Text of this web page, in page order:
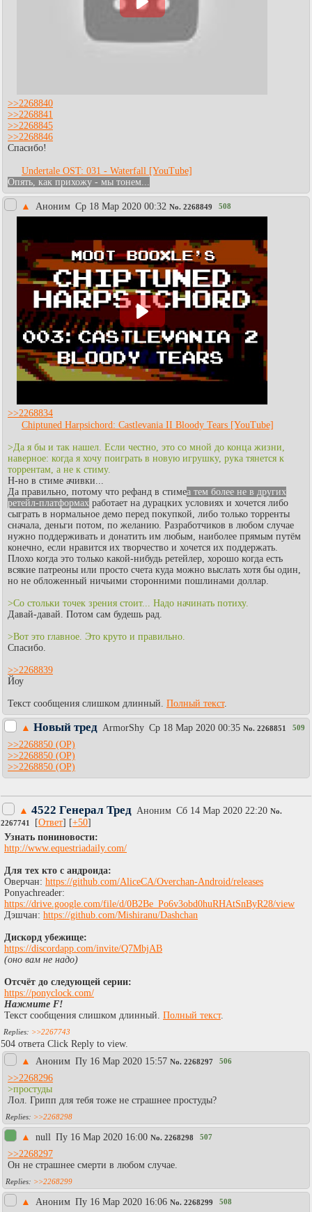
>>2268840
>>2268841
>>2268845
>>2268846
Спасибо!
Undertale OST: 031 - Waterfall [YouTube]
Опять, как прихожу - мы тонем...
▲ Аноним Ср 18 Мар 2020 00:32 No. 2268849 508
>>2268834
Chiptuned Harpsichord: Castlevania II Bloody Tears [YouTube]
>Да я бы и так нашел. Если честно, это со мной до конца жизни,
наверное: когда я хочу поиграть в новую игрушку, рука тянется к
торрентам, а не к стиму.
Н-но в стиме ачивки...
Да правильно, потому что рефанд в стимеа тем более не в других
ретейл-платформах работает на дурацких условиях и хочется либо
сыграть в нормальное демо перед покупкой, либо только торренты
сначала, деньги потом, по желанию. Разработчиков в любом случае
нужно поддерживать и донатить им любым, наиболее прямым путём
конечно, если нравится их творчество и хочется их поддержать.
Плохо когда это только какой-нибудь ретейлер, хорошо когда есть
всякие патреоны или просто счета куда можно выслать хотя бы один,
но не обложенный ничьими сторонними пошлинами доллар.
>Со стольки точек зрения стоит... Надо начинать потиху.
Давай-давай. Потом сам будешь рад.
>Вот это главное. Это круто и правильно.
Спасибо.
>>2268839
Йоу
Текст сообщения слишком длинный. Полный текст.
▲ Новый тред АrmоrShy Ср 18 Мар 2020 00:35 No. 2268851 509
>>2268850
>>2268850
>>2268850
▲ 4522 Генерал Тред Аноним Сб 14 Мар 2020 22:20 No.
2267741
[Ответ] [+50]
Узнать пониновости:
http://www.equestriadaily.com/
Для тех кто с андроида:
Оверчан: https://github.com/AliceCA/Overchan-Android/releases
Ponyachreader:
https://drive.google.com/file/d/0B2Be_Po6v3obd0huRHAtSnByR28/view
Дэшчан: https://github.com/Mishiranu/Dashchan
Дискорд убежище:
https://discordapp.com/invite/Q7MbjAB
(оно вам не надо)
Отсчёт до следующей серии:
https://ponyclock.com/
Нажмите F!
Текст сообщения слишком длинный. Полный текст.
>>2267743
504 ответа Click Reply to view.
▲
Аноним Пy 16 Мар 2020 15:57 No. 2268297 506
>>2268296
>простуды
Лол. Грипп для тебя тоже не страшнее простуды?
>>2268298
▲ null Пy 16 Мар 2020 16:00 No. 2268298 507
>>2268297
Он не страшнее смерти в любом случае.
>>2268299
▲ Аноним Пy 16 Мар 2020 16:06 No. 2268299 508